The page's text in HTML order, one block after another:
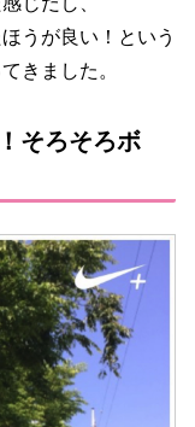
うが良い！という
きました。
そろそろボ